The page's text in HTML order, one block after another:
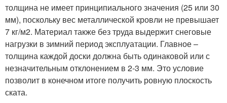
толщина не имеет принципиального значения (25 или 30
мм), поскольку вес металлической кровли не превышает
7 кг/м2. Материал также без труда выдержит снеговые
нагрузки в зимний период эксплуатации. Главное –
толщина каждой доски должна быть одинаковой или с
незначительным отклонением в 2-3 мм. Это условие
позволит в конечном итоге получить ровную плоскость
ската.